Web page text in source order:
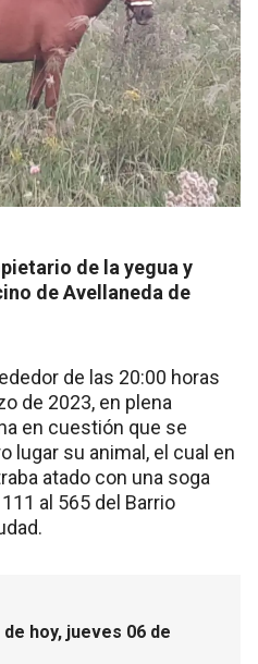
de la yegua y
de Avellaneda de
de las 20:00 horas
de 2023, en plena
en cuestión que se
lugar su animal, el cual en
atado con una soga
al 565 del Barrio
hoy, jueves 06 de